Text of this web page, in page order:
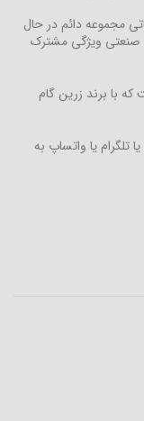
مجموعه دائم در حال
صنعتی ویژگی مشترک
با برند زرین گام
تلگرام یا واتساپ به